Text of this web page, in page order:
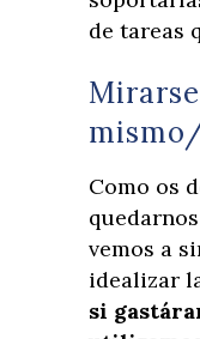
de tareas
Como os
vemos a
idealizar
si